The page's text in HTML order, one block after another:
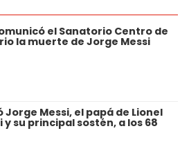
el Sanatorio Centro de
la muerte de Jorge Messi
Jorge Messi, el papá de Lionel
y su principal sostén, a los 68